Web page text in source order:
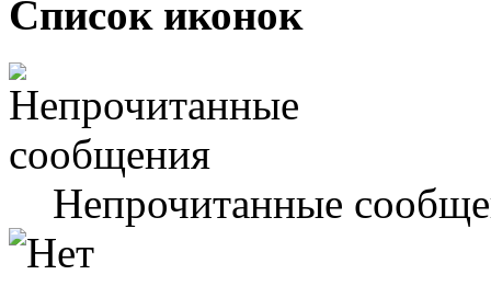
Список иконок
Непрочитанные